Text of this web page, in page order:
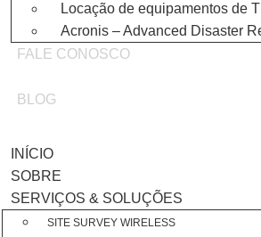
Locação de equipamentos de TI
Acronis – Advanced Disaster
FALE CONOSCO
BLOG
INÍCIO
SOBRE
SERVIÇOS & SOLUÇÕES
SITE SURVEY WIRELESS